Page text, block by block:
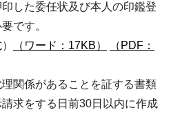
印した委任状及び本人の印鑑登
です。
（ワード：17KB）
（PDF：
関係があることを証する書類
求をする日前30日以内に作成